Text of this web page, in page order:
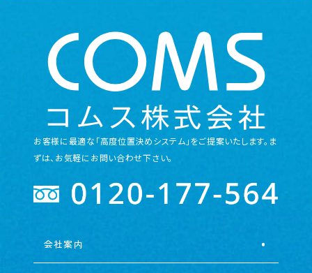
お客様に最適な「高度位置決めシステム」をご提案いたします。ま
ずは、お気軽にお問い合わせ下さい。
会社案内